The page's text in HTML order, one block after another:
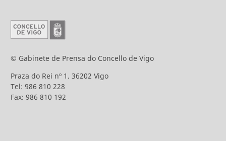
© Gabinete de Prensa do Concello de Vigo
Praza do Rei nº 1. 36202 Vigo
Tel: 986 810 228
Fax: 986 810 192